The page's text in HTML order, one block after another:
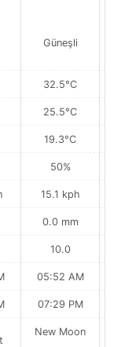
Güneşli
32.5°C
25.5°C
19.3°C
50%
15.1 kph
0.0 mm
10.0
05:52 AM
07:29 PM
New Moon